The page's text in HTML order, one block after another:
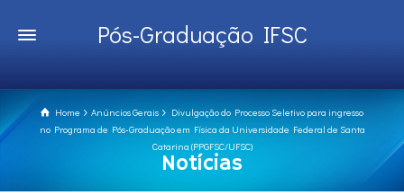
Pós-Graduação IFSC
Home Anúncios Gerais
Divulgação do Processo Seletivo para ingresso
no Programa de Pós-Graduação em Física da Universidade Federal de Santa
Catarina (PPGFSC/UFSC)
Notícias